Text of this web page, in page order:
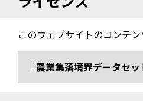
このウェブサイトのコンテン
『農業集落境界データセ